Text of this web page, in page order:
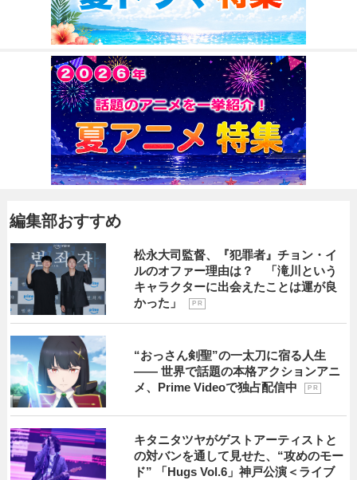
編集部おすすめ
松永大司監督、『犯罪者』チョン・イ
ルのオファー理由は？ 「滝川という
キャラクターに出会えたことは運が良
かった」
P R
“おっさん剣聖”の一太刀に宿る人生
―― 世界で話題の本格アクションアニ
メ、Prime Videoで独占配信中
P R
キタニタツヤがゲストアーティストと
の対バンを通して見せた、“攻めのモー
ド” 「Hugs Vol.6」神戸公演＜ライブ